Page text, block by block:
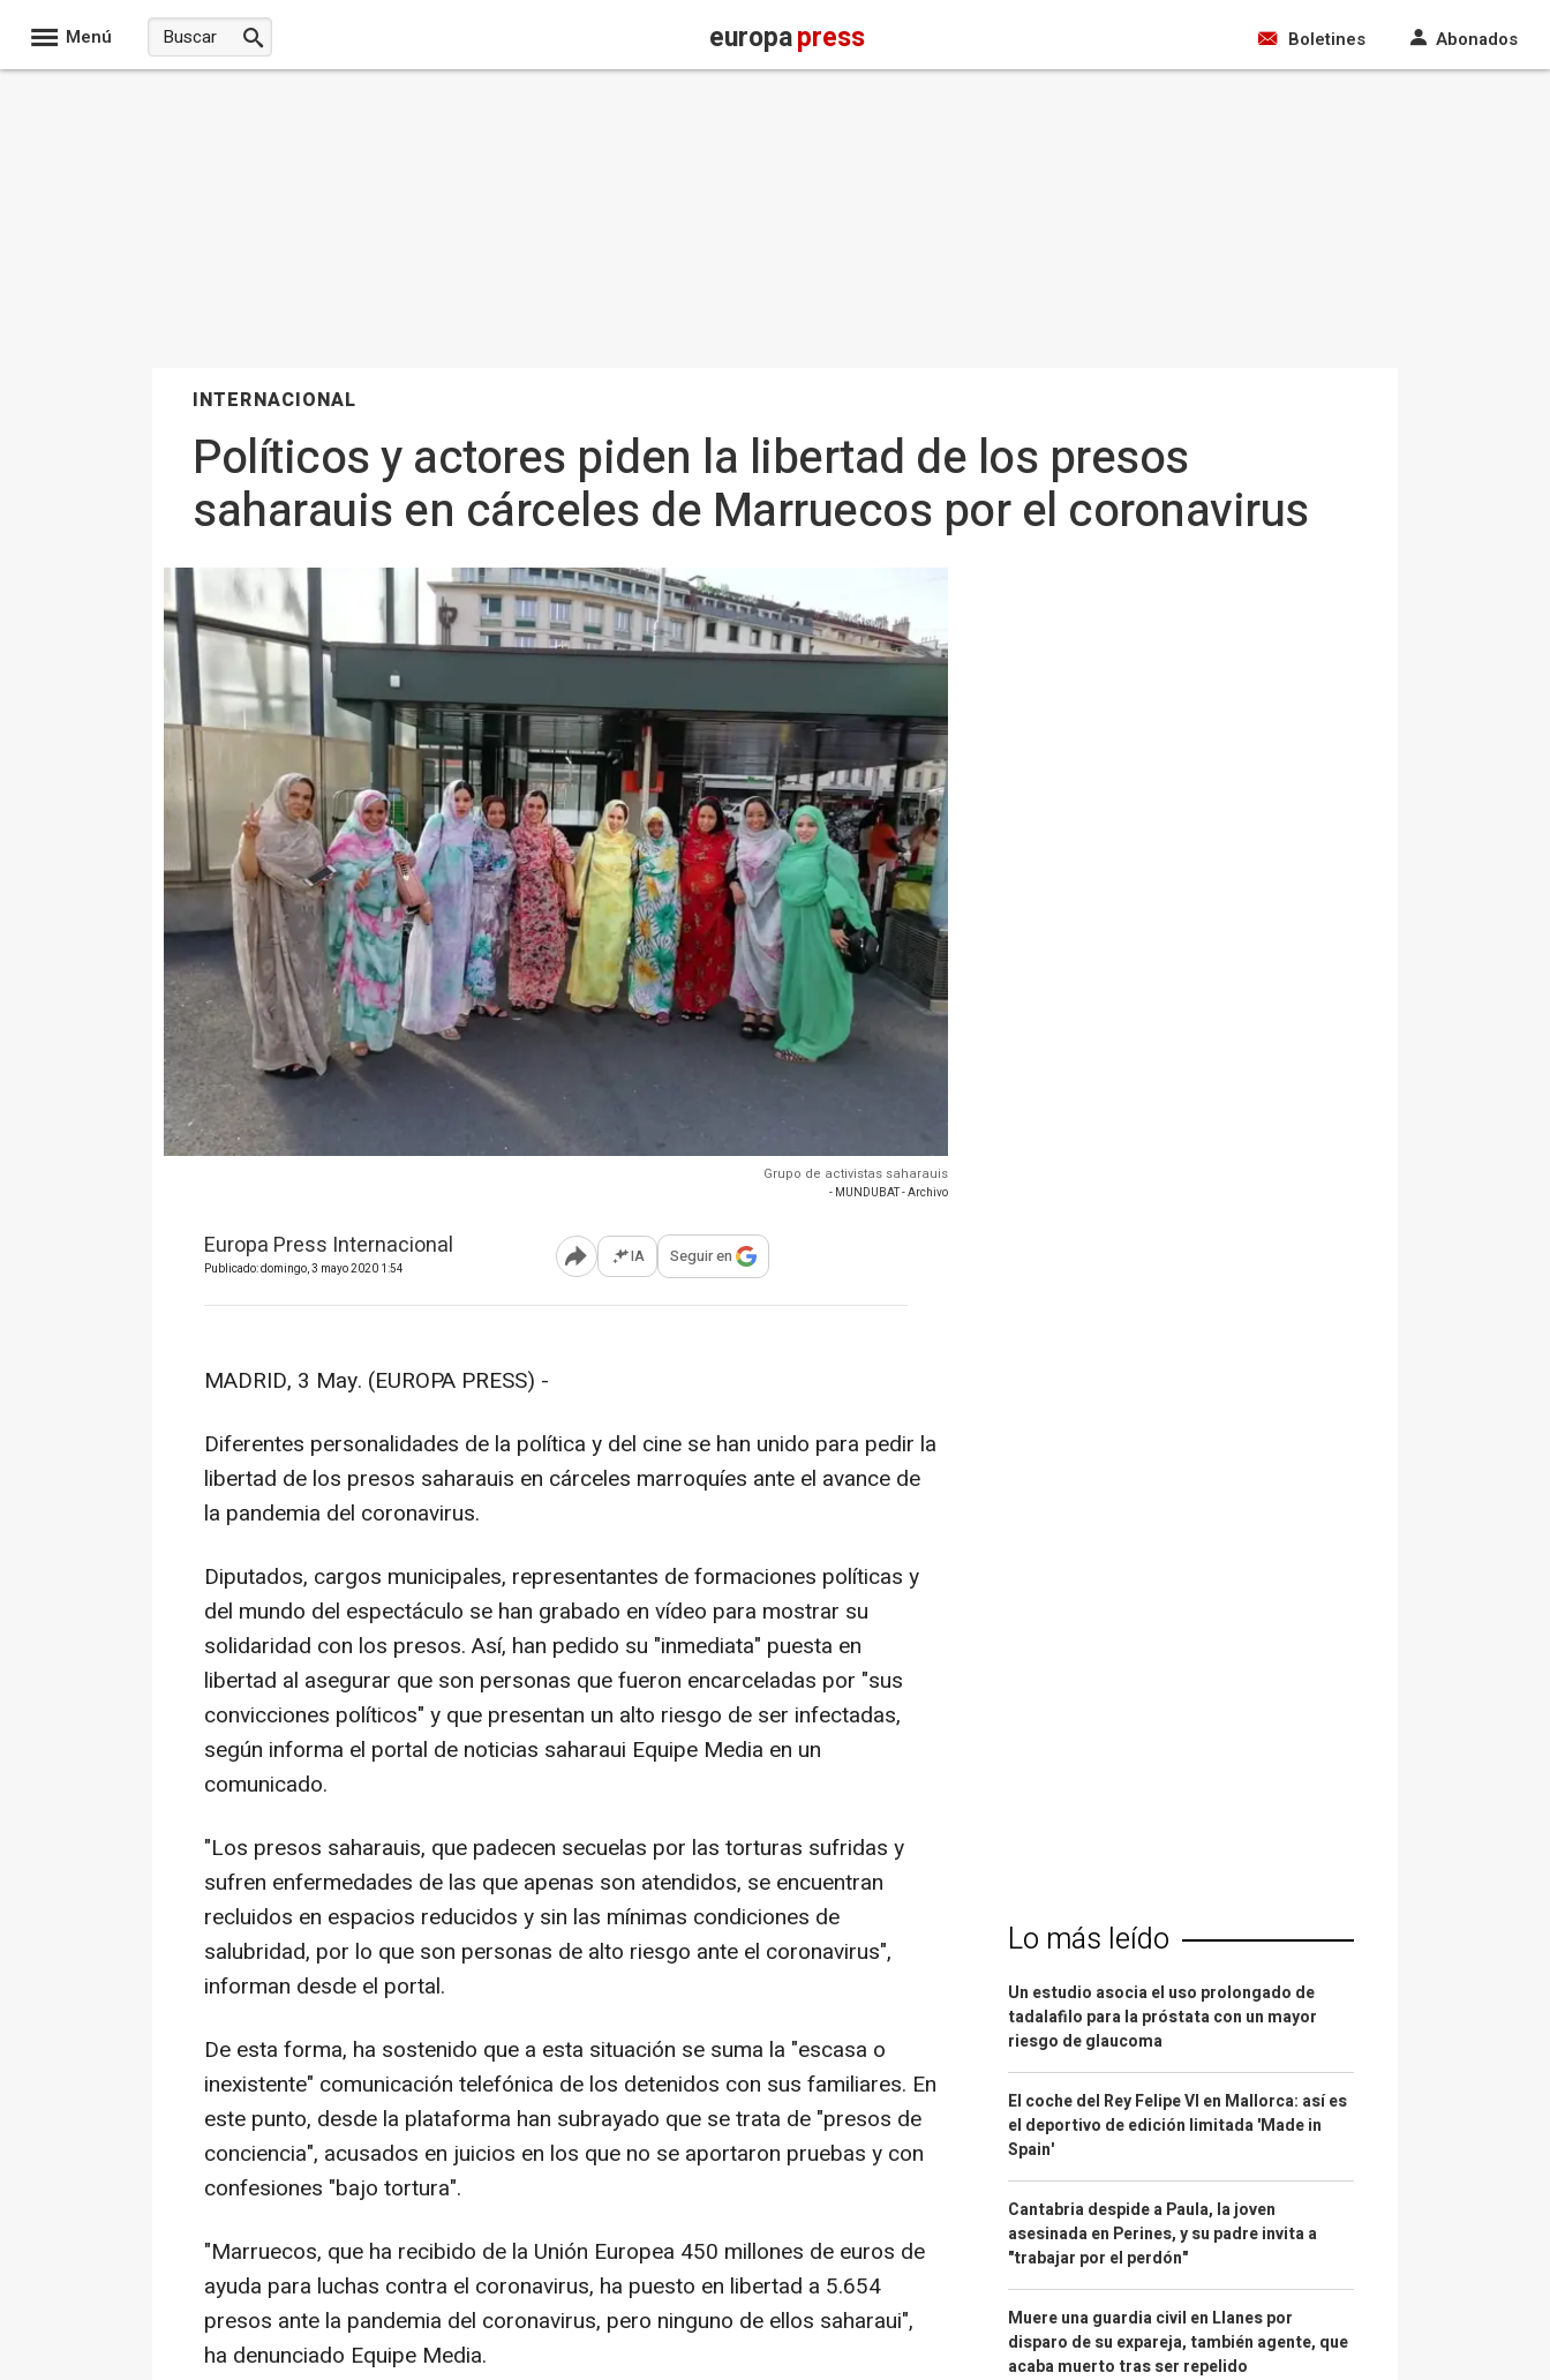
Menú europapress Boletines Abonados
INTERNACIONAL
Políticos y actores piden la libertad de los presos
saharauis en cárceles de Marruecos por el coronavirus
Grupo de activistas saharauis
- MUNDUBAT - Archivo
Europa Press Internacional
Publicado: domingo, 3 mayo 2020 1:54 Abrir opciones para compartir
IA Seguir en
MADRID, 3 May. (EUROPA PRESS) -
Diferentes personalidades de la política y del cine se han unido para pedir la
libertad de los presos saharauis en cárceles marroquíes ante el avance de
la pandemia del coronavirus.
Diputados, cargos municipales, representantes de formaciones políticas y
del mundo del espectáculo se han grabado en vídeo para mostrar su
solidaridad con los presos. Así, han pedido su "inmediata" puesta en
libertad al asegurar que son personas que fueron encarceladas por "sus
convicciones políticos" y que presentan un alto riesgo de ser infectadas,
según informa el portal de noticias saharaui Equipe Media en un
comunicado.
"Los presos saharauis, que padecen secuelas por las torturas sufridas y
sufren enfermedades de las que apenas son atendidos, se encuentran
recluidos en espacios reducidos y sin las mínimas condiciones de
salubridad, por lo que son personas de alto riesgo ante el coronavirus",
informan desde el portal.
De esta forma, ha sostenido que a esta situación se suma la "escasa o
inexistente" comunicación telefónica de los detenidos con sus familiares. En
este punto, desde la plataforma han subrayado que se trata de "presos de
conciencia", acusados en juicios en los que no se aportaron pruebas y con
confesiones "bajo tortura".
"Marruecos, que ha recibido de la Unión Europea 450 millones de euros de
ayuda para luchas contra el coronavirus, ha puesto en libertad a 5.654
presos ante la pandemia del coronavirus, pero ninguno de ellos saharaui",
ha denunciado Equipe Media.
Lo más leído
Un estudio asocia el uso prolongado de
tadalafilo para la próstata con un mayor
riesgo de glaucoma
El coche del Rey Felipe VI en Mallorca: así es
el deportivo de edición limitada 'Made in
Spain'
Cantabria despide a Paula, la joven
asesinada en Perines, y su padre invita a
"trabajar por el perdón"
Muere una guardia civil en Llanes por
disparo de su expareja, también agente, que
acaba muerto tras ser repelido